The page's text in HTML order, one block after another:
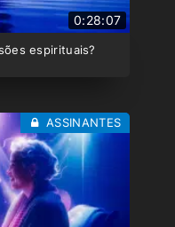
0:28:07
espirituais?
ASSINANTES